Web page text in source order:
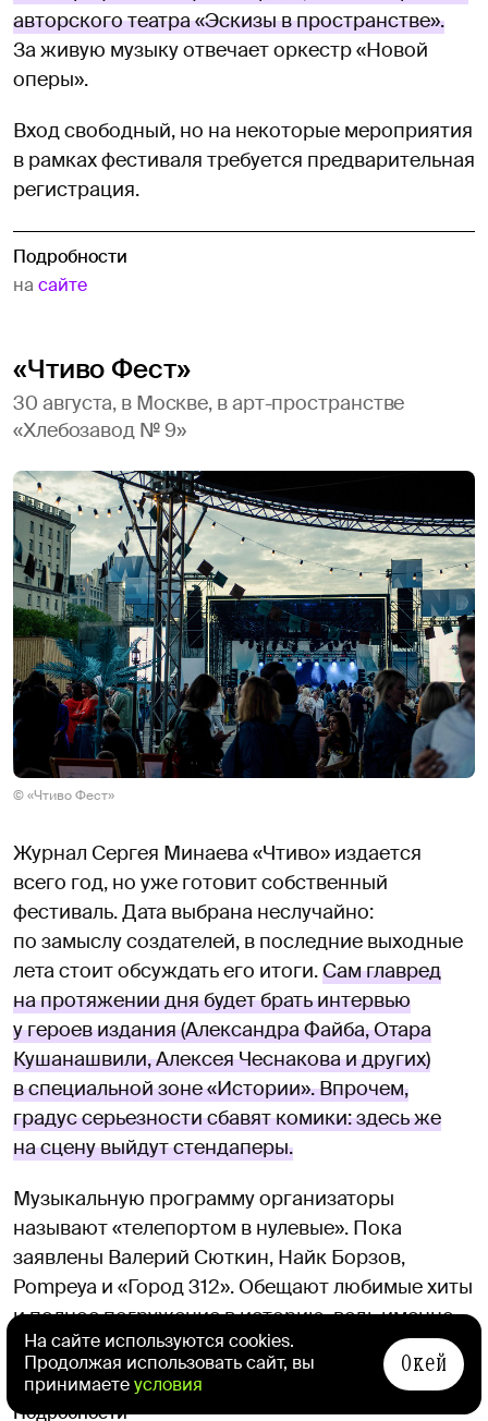
авторского театра «Эскизы в пространстве».
За живую музыку отвечает оркестр «Новой
оперы».
Вход свободный, но на некоторые мероприятия
в рамках фестиваля требуется предварительная
регистрация.
Подробности
на сайте
«Чтиво Фест»
30 августа, в Москве, в арт-пространстве
«Хлебозавод № 9»
© «Чтиво Фест»
Журнал Сергея Минаева «Чтиво» издается
всего год, но уже готовит собственный
фестиваль. Дата выбрана неслучайно:
по замыслу создателей, в последние выходные
лета стоит обсуждать его итоги.Сам главред
на протяжении дня будет брать интервью
у героев издания (Александра Файба, Отара
Кушанашвили, Алексея Чеснакова и других)
в специальной зоне «Истории». Впрочем,
градус серьезности сбавят комики: здесь же
на сцену выйдут стендаперы.
Музыкальную программу организаторы
называют «телепортом в нулевые». Пока
заявлены Валерий Сюткин, Найк Борзов,
Pompeya и «Город 312». Обещают любимые хиты
и полное погружение в историю, ведь именно
об этом в основном и пишет «Чтиво».
Подробности
На сайте используются cookies.
Продолжая использовать сайт, вы
принимаетеусловия
Окей